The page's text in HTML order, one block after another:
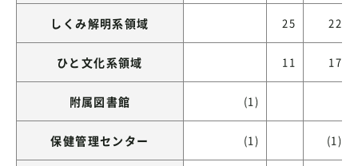
しくみ解明系領域 25 22
ひと文化系領域 11 17
附属図書館 (1)
保健管理センター (1) (1)